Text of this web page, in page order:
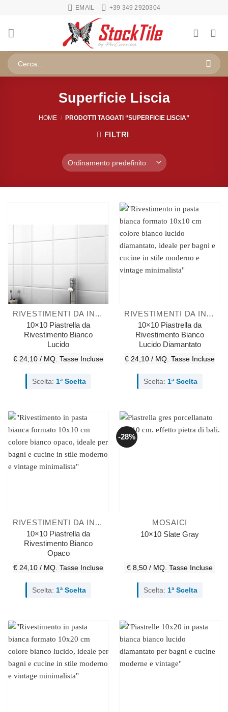
contenuti
EMAIL +39 349 2920304
Cerca:
Superficie Liscia
HOME / PRODOTTI TAGGATI “SUPERFICIE LISCIA”
FILTRI
RIVESTIMENTI DA INTERNO
10×10 Piastrella da
Rivestimento Bianco
Lucido
€ 24,10 / MQ. Tasse Incluse
Scelta: 1ª Scelta
RIVESTIMENTI DA INTERNO
10×10 Piastrella da
Rivestimento Bianco
Lucido Diamantato
€ 24,10 / MQ. Tasse Incluse
Scelta: 1ª Scelta
RIVESTIMENTI DA INTERNO
10×10 Piastrella da
Rivestimento Bianco
Opaco
€ 24,10 / MQ. Tasse Incluse
Scelta: 1ª Scelta
-28%
MOSAICI
10×10 Slate Gray
€ 8,50 / MQ. Tasse Incluse
Scelta: 1ª Scelta